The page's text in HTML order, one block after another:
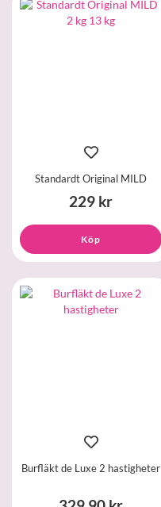
Standardt Original MILD
229 kr
Köp
Burfläkt de Luxe 2 hastigheter